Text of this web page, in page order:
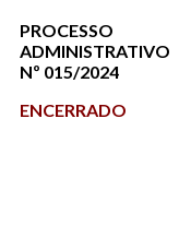
PROCESSO
ADMINISTRATIVO
Nº 015/2024
ENCERRADO